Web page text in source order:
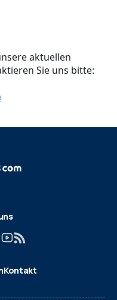
aktuellen
Sie uns bitte:
Kontakt